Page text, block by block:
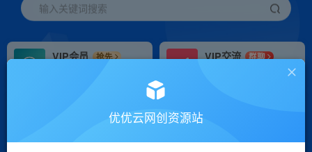
输入关键词搜索
VIP会员
抢先
VIP交流
群聊
研究探讨更多创业项目路子。
会员专属推广链接优优云网创资源站